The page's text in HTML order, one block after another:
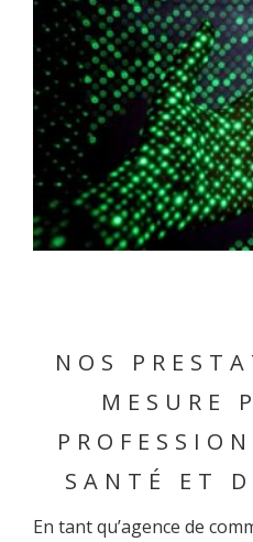
NOS
MESURE
SANTÉ ET
En tant qu’agence de